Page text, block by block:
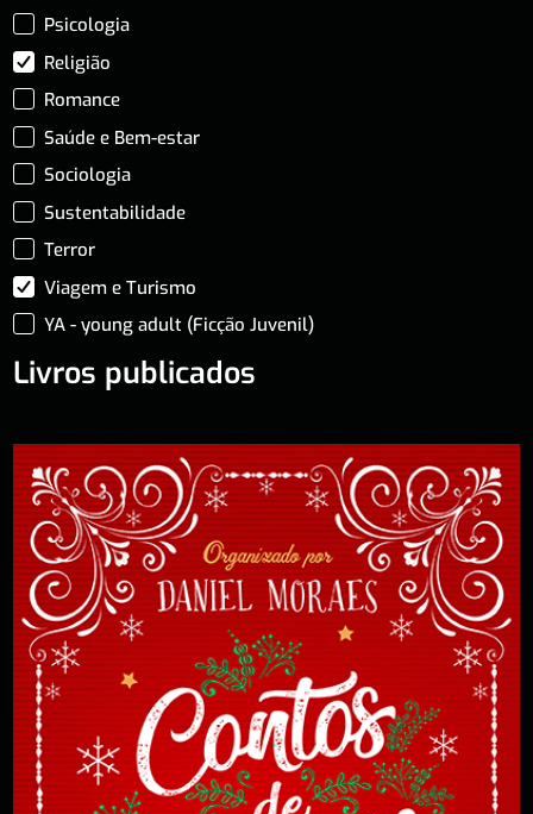
Psicologia
Religião
Romance
Saúde e Bem-estar
Sociologia
Sustentabilidade
Terror
Viagem e Turismo
YA - young adult (Ficção Juvenil)
Livros publicados